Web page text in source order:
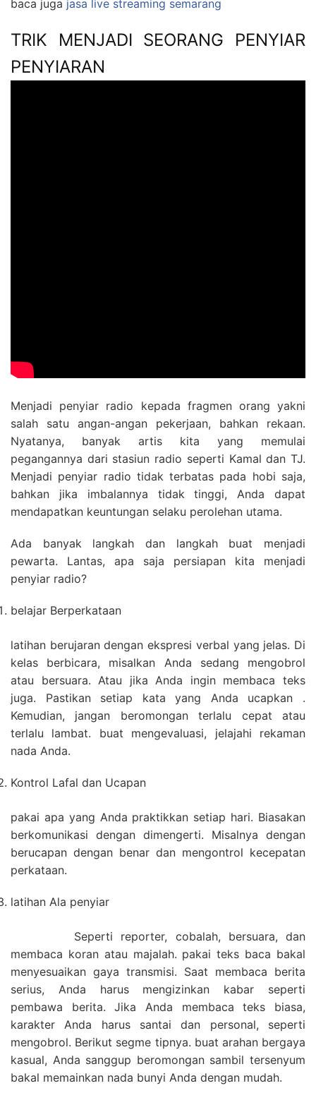
baca juga jasa live streaming semarang
TRIK MENJADI SEORANG PENYIAR
PENYIARAN
Menjadi penyiar radio kepada fragmen orang yakni
salah satu angan-angan pekerjaan, bahkan rekaan.
Nyatanya, banyak artis kita yang memulai
pegangannya dari stasiun radio seperti Kamal dan TJ.
Menjadi penyiar radio tidak terbatas pada hobi saja,
bahkan jika imbalannya tidak tinggi, Anda dapat
mendapatkan keuntungan selaku perolehan utama.
Ada banyak langkah dan langkah buat menjadi
pewarta. Lantas, apa saja persiapan kita menjadi
penyiar radio?
belajar Berperkataan
latihan berujaran dengan ekspresi verbal yang jelas. Di
kelas berbicara, misalkan Anda sedang mengobrol
atau bersuara. Atau jika Anda ingin membaca teks
juga. Pastikan setiap kata yang Anda ucapkan .
Kemudian, jangan beromongan terlalu cepat atau
terlalu lambat. buat mengevaluasi, jelajahi rekaman
nada Anda.
Kontrol Lafal dan Ucapan
pakai apa yang Anda praktikkan setiap hari. Biasakan
berkomunikasi dengan dimengerti. Misalnya dengan
berucapan dengan benar dan mengontrol kecepatan
perkataan.
latihan Ala penyiar
Seperti reporter, cobalah, bersuara, dan
membaca koran atau majalah. pakai teks baca bakal
menyesuaikan gaya transmisi. Saat membaca berita
serius, Anda harus mengizinkan kabar seperti
pembawa berita. Jika Anda membaca teks biasa,
karakter Anda harus santai dan personal, seperti
mengobrol. Berikut segme tipnya. buat arahan bergaya
kasual, Anda sanggup beromongan sambil tersenyum
bakal memainkan nada bunyi Anda dengan mudah.